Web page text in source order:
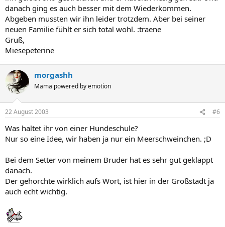
danach ging es auch besser mit dem Wiederkommen.
Abgeben mussten wir ihn leider trotzdem. Aber bei seiner
neuen Familie fühlt er sich total wohl. :traene
Gruß,
Miesepeterine
morgashh
Mama powered by emotion
22 August 2003 #6
Was haltet ihr von einer Hundeschule?
Nur so eine Idee, wir haben ja nur ein Meerschweinchen. ;D
Bei dem Setter von meinem Bruder hat es sehr gut geklappt
danach.
Der gehorchte wirklich aufs Wort, ist hier in der Großstadt ja
auch echt wichtig.